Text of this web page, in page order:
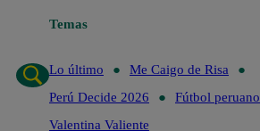
Temas
Lo último
Me Caigo de Risa
Perú Decide 2026
Fútbol peruano
Valentina Valiente